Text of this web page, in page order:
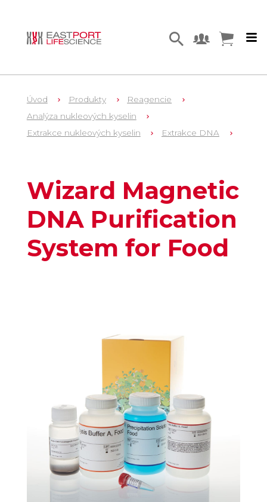
Úvod Produkty
Reagencie
Analýza nukleových kyselin
Extrakce nukleových kyselin
Extrakce DNA
Wizard Magnetic
DNA Purification
System for Food